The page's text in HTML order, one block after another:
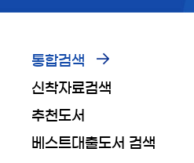
통합검색
신착자료검색
추천도서
베스트대출도서 검색